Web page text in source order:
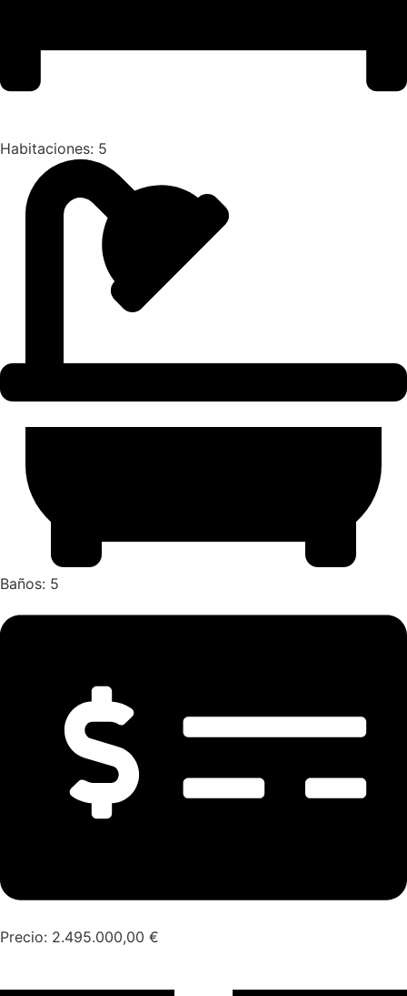
Habitaciones: 5
Baños: 5
Precio: 2.495.000,00 €